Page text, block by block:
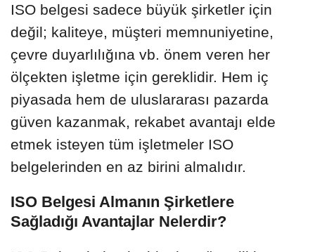
ISO belgesi sadece büyük şirketler için
değil; kaliteye, müşteri memnuniyetine,
çevre duyarlılığına vb. önem veren her
ölçekten işletme için gereklidir. Hem iç
piyasada hem de uluslararası pazarda
güven kazanmak, rekabet avantajı elde
etmek isteyen tüm işletmeler ISO
belgelerinden en az birini almalıdır.
ISO Belgesi Almanın Şirketlere
Sağladığı Avantajlar Nelerdir?